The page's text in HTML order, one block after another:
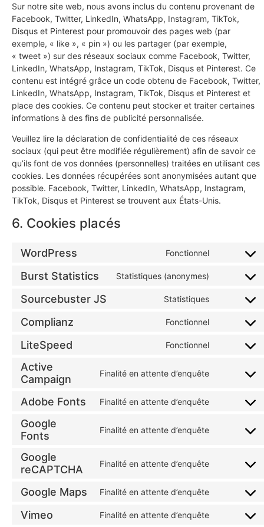
Sur notre site web, nous avons inclus du contenu provenant de
Facebook, Twitter, LinkedIn, WhatsApp, Instagram, TikTok,
Disqus et Pinterest pour promouvoir des pages web (par
exemple, « like », « pin ») ou les partager (par exemple,
« tweet ») sur des réseaux sociaux comme Facebook, Twitter,
LinkedIn, WhatsApp, Instagram, TikTok, Disqus et Pinterest. Ce
contenu est intégré grâce un code obtenu de Facebook, Twitter,
LinkedIn, WhatsApp, Instagram, TikTok, Disqus et Pinterest et
place des cookies. Ce contenu peut stocker et traiter certaines
informations à des fins de publicité personnalisée.
Veuillez lire la déclaration de confidentialité de ces réseaux
sociaux (qui peut être modifiée régulièrement) afin de savoir ce
qu’ils font de vos données (personnelles) traitées en utilisant ces
cookies. Les données récupérées sont anonymisées autant que
possible. Facebook, Twitter, LinkedIn, WhatsApp, Instagram,
TikTok, Disqus et Pinterest se trouvent aux États-Unis.
6. Cookies placés
WordPress Fonctionnel
Burst Statistics Statistiques (anonymes)
Sourcebuster JS Statistiques
Complianz Fonctionnel
LiteSpeed Fonctionnel
Active
Campaign
Finalité en attente d’enquête
Adobe Fonts Finalité en attente d’enquête
Google
Fonts
Finalité en attente d’enquête
Google
reCAPTCHA
Finalité en attente d’enquête
Google Maps Finalité en attente d’enquête
Vimeo Finalité en attente d’enquête